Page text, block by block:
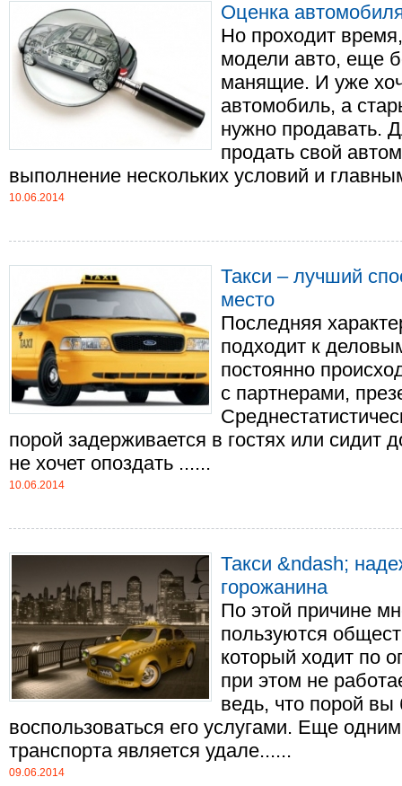
Оценка
Но проходит
модели авто, еще
манящие. И уже
автомобиль, а
нужно продавать.
продать свой
выполнение нескольких условий и
10.06.2014
Такси – лучший
место
Последняя
подходит к
постоянно
с партнерами,
порой задерживается в гостях или сидит
не хочет опоздать ......
10.06.2014
Такси &ndash;
горожанина
По этой причине
пользуются
который ходит по
при этом не
ведь, что порой
воспользоваться его услугами. Еще
транспорта является удале......
09.06.2014